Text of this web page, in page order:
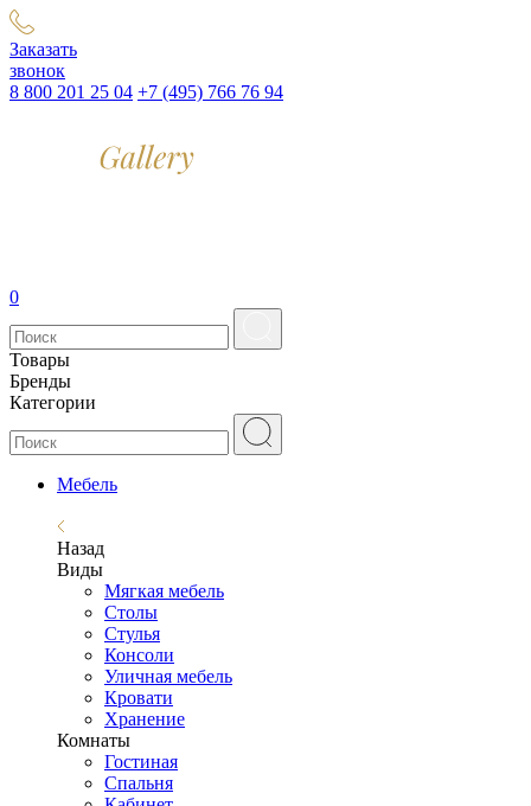
Заказать
звонок
8 800 201 25 04 +7 (495) 766 76 94
0
Товары
Бренды
Категории
Мебель
Назад
Виды
Мягкая мебель
Столы
Стулья
Консоли
Уличная мебель
Кровати
Хранение
Комнаты
Гостиная
Спальня